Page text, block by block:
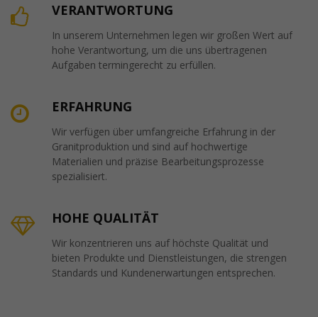
VERANTWORTUNG
In unserem Unternehmen legen wir großen Wert auf
hohe Verantwortung, um die uns übertragenen
Aufgaben termingerecht zu erfüllen.
ERFAHRUNG
Wir verfügen über umfangreiche Erfahrung in der
Granitproduktion und sind auf hochwertige
Materialien und präzise Bearbeitungsprozesse
spezialisiert.
HOHE QUALITÄT
Wir konzentrieren uns auf höchste Qualität und
bieten Produkte und Dienstleistungen, die strengen
Standards und Kundenerwartungen entsprechen.